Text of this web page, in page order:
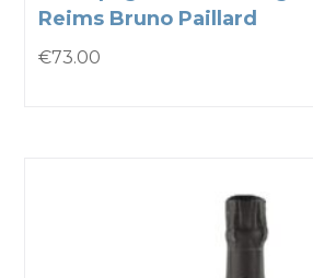
Reims Bruno Paillard
€73.00